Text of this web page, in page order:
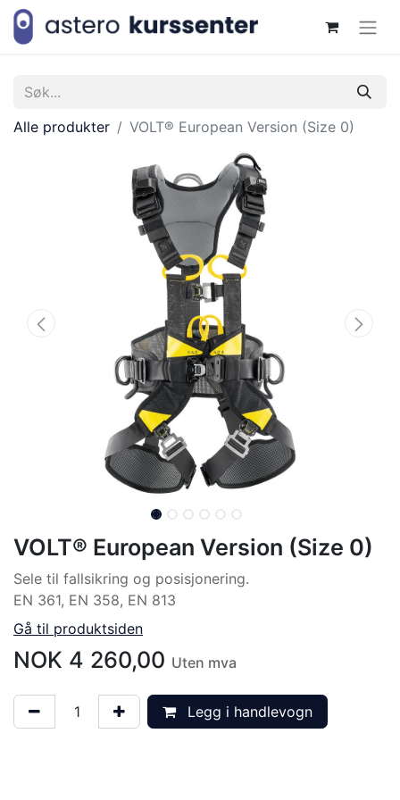
Alle produkter VOLT® European Version (Size 0)
VOLT® European Version (Size 0)
Sele til fallsikring og posisjonering.
EN 361, EN 358, EN 813
Gå til produktsiden
NOK 4 260,00 Uten mva
Legg i handlevogn